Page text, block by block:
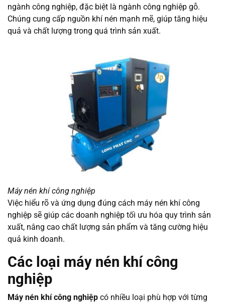
ngành công nghiệp, đặc biệt là ngành công nghiệp gỗ.
Chúng cung cấp nguồn khí nén mạnh mẽ, giúp tăng hiệu
quả và chất lượng trong quá trình sản xuất.
Máy nén khí công nghiệp
Việc hiểu rõ và ứng dụng đúng cách máy nén khí công
nghiệp sẽ giúp các doanh nghiệp tối ưu hóa quy trình sản
xuất, nâng cao chất lượng sản phẩm và tăng cường hiệu
quả kinh doanh.
Các loại máy nén khí công
nghiệp
Máy nén khí công nghiệp có nhiều loại phù hợp với từng